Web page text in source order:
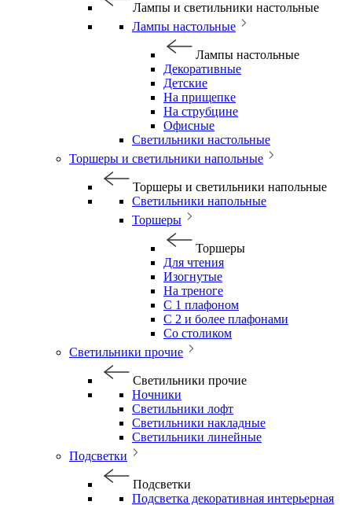
Лампы и светильники настольные
Лампы настольные
Лампы настольные
Декоративные
Детские
На прищепке
На струбцине
Офисные
Светильники настольные
Торшеры и светильники напольные
Торшеры и светильники напольные
Светильники напольные
Торшеры
Торшеры
Для чтения
Изогнутые
На треноге
С 1 плафоном
С 2 и более плафонами
Со столиком
Светильники прочие
Светильники прочие
Ночники
Светильники лофт
Светильники накладные
Светильники линейные
Подсветки
Подсветки
Подсветка декоративная интерьерная